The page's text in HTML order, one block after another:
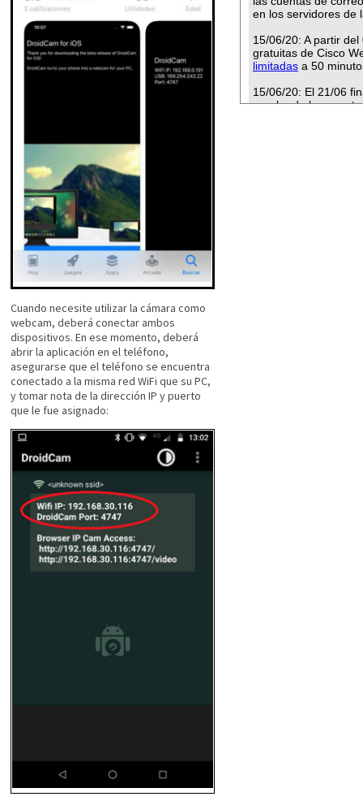
Cuando necesite utilizar la cámara como
webcam, deberá conectar ambos
dispositivos. En ese momento, deberá
abrir la aplicación en el teléfono,
asegurarse que el teléfono se encuentra
conectado a la misma red WiFi que su PC,
y tomar nota de la dirección IP y puerto
que le fue asignado: